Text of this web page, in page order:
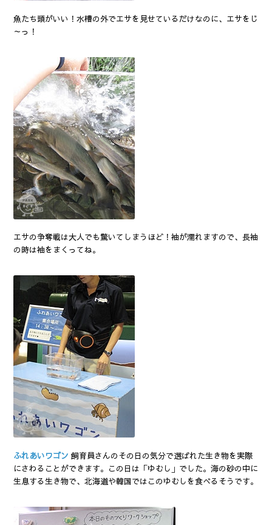
魚たち頭がいい！水槽の外でエサを見せているだけなのに、エサをじ
～っ！
エサの争奪戦は大人でも驚いてしまうほど！袖が濡れますので、長袖
の時は袖をまくってね。
ふれあいワゴン 飼育員さんのその日の気分で選ばれた生き物を実際
にさわることができます。この日は「ゆむし」でした。海の砂の中に
生息する生き物で、北海道や韓国ではこのゆむしを食べるそうです。